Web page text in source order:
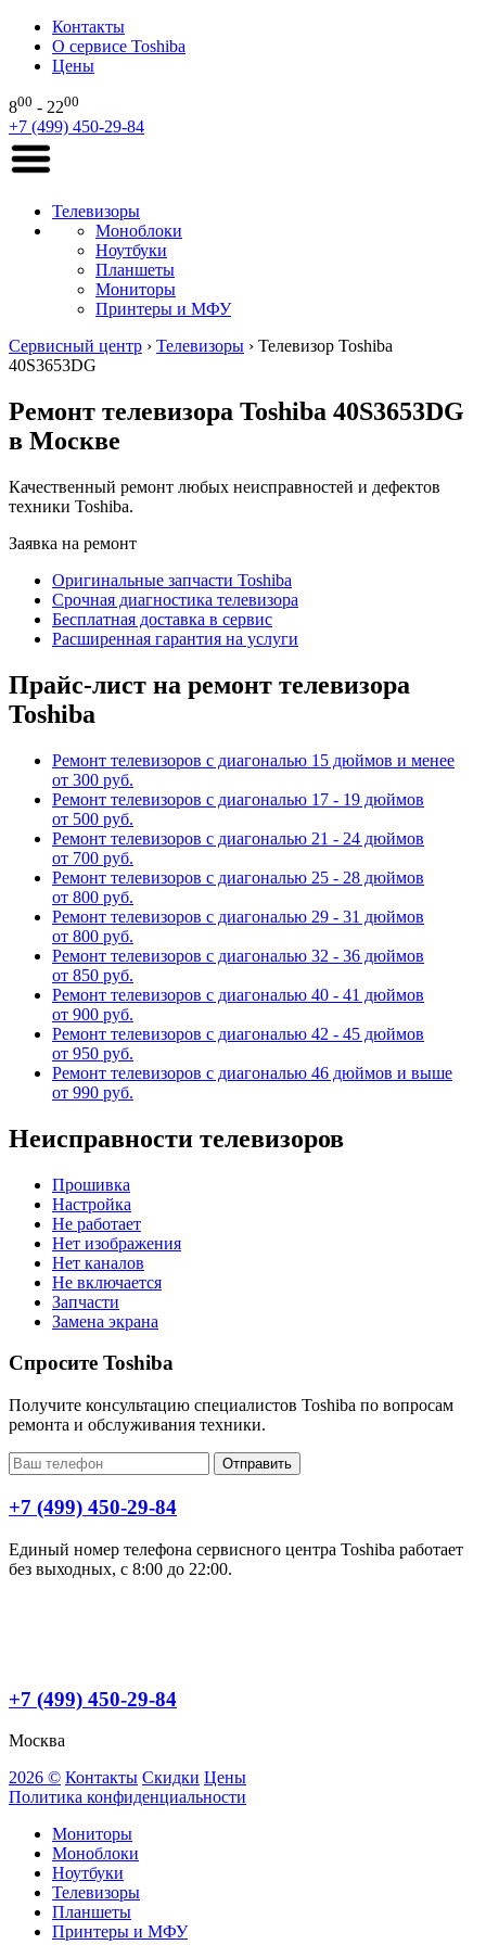
Контакты
О сервисе Toshiba
Цены
800 - 2200
+7 (499) 450-29-84
Телевизоры
Моноблоки
Ноутбуки
Планшеты
Мониторы
Принтеры и МФУ
Сервисный центр › Телевизоры › Телевизор Toshiba
40S3653DG
Ремонт телевизора Toshiba 40S3653DG
в Москве
Качественный ремонт любых неисправностей и дефектов
техники Toshiba.
Заявка на ремонт
Оригинальные запчасти Toshiba
Срочная диагностика телевизора
Бесплатная доставка в сервис
Расширенная гарантия на услуги
Прайс-лист на ремонт телевизора
Toshiba
Ремонт телевизоров с диагональю 15 дюймов и менее
от 300 руб.
Ремонт телевизоров с диагональю 17 - 19 дюймов
от 500 руб.
Ремонт телевизоров с диагональю 21 - 24 дюймов
от 700 руб.
Ремонт телевизоров с диагональю 25 - 28 дюймов
от 800 руб.
Ремонт телевизоров с диагональю 29 - 31 дюймов
от 800 руб.
Ремонт телевизоров с диагональю 32 - 36 дюймов
от 850 руб.
Ремонт телевизоров с диагональю 40 - 41 дюймов
от 900 руб.
Ремонт телевизоров с диагональю 42 - 45 дюймов
от 950 руб.
Ремонт телевизоров с диагональю 46 дюймов и выше
от 990 руб.
Неисправности телевизоров
Прошивка
Настройка
Не работает
Нет изображения
Нет каналов
Не включается
Запчасти
Замена экрана
Спросите Toshiba
Получите консультацию специалистов Toshiba по вопросам
ремонта и обслуживания техники.
Отправить
+7 (499) 450-29-84
Единый номер телефона сервисного центра Toshiba работает
без выходных, с 8:00 до 22:00.
+7 (499) 450-29-84
Москва
2026 © Контакты Скидки Цены
Политика конфиденциальности
Мониторы
Моноблоки
Ноутбуки
Телевизоры
Планшеты
Принтеры и МФУ